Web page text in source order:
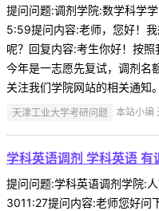
提问问题:调剂学院:数学科学
5:59提问内容:老师，您好！
呢？回复内容:考生你好！按
今年是一志愿先复试，调剂名
关注我们学院网站的相关通知
天津工业大学考研问题 本站小编
学科英语调剂 学科英语
提问问题:学科英语调剂学院:
3011:27提问内容:老师您好问